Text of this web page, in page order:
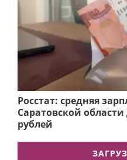
Росстат: средняя
Саратовской
рублей